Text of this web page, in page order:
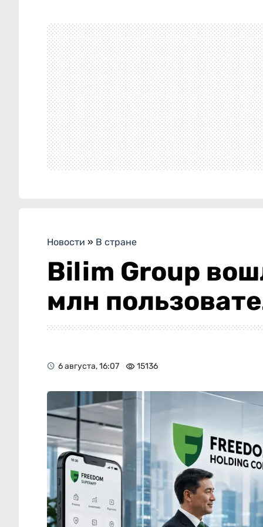
Новости » В стране
Bilim Group
млн
6 августа, 16:07 15136